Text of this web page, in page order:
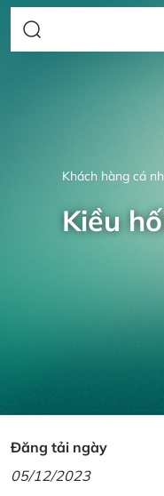
Khách hàng cá
Kiều
Đăng tải ngày
05/12/2023